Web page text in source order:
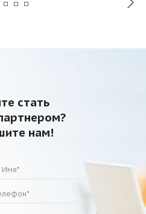
стать
нам!